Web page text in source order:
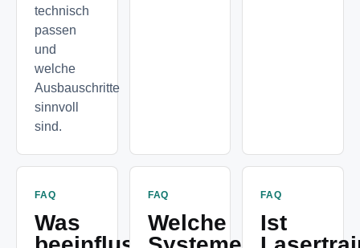
technisch
passen
und
welche
Ausbauschritte
sinnvoll
sind.
FAQ
Was
FAQ
Welche
FAQ
Ist